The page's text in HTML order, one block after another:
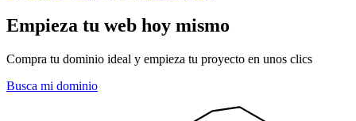
Empieza tu web hoy mismo
Compra tu dominio ideal y empieza tu proyecto en unos clics
Busca mi dominio